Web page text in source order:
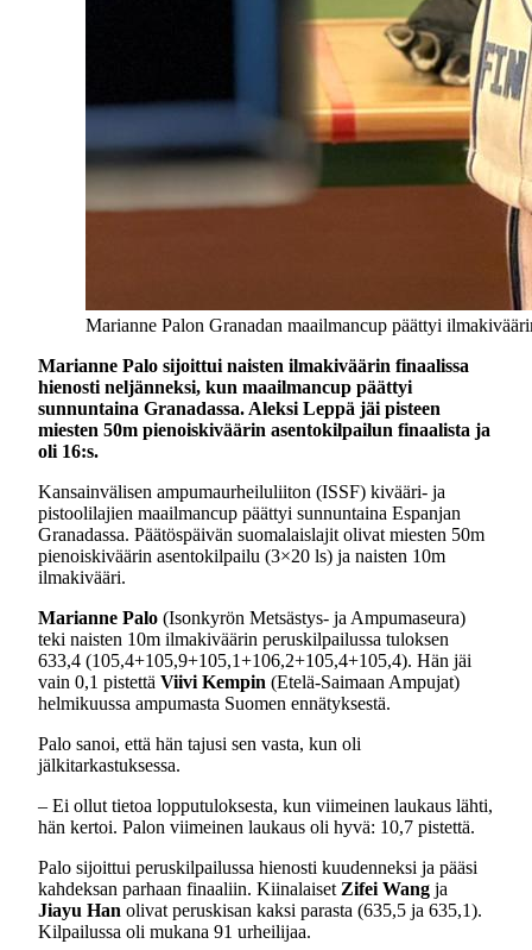
Marianne Palon Granadan maailmancup päättyi
Marianne Palo sijoittui naisten ilmakiväärin finaalissa
hienosti neljänneksi, kun maailmancup päättyi
sunnuntaina Granadassa. Aleksi Leppä jäi pisteen
miesten 50m pienoiskiväärin asentokilpailun finaalista ja
oli 16:s.
Kansainvälisen ampumaurheiluliiton (ISSF) kivääri- ja
pistoolilajien maailmancup päättyi sunnuntaina Espanjan
Granadassa. Päätöspäivän suomalaislajit olivat miesten 50m
pienoiskiväärin asentokilpailu (3×20 ls) ja naisten 10m
ilmakivääri.
Marianne Palo (Isonkyrön Metsästys- ja Ampumaseura)
teki naisten 10m ilmakiväärin peruskilpailussa tuloksen
633,4 (105,4+105,9+105,1+106,2+105,4+105,4). Hän jäi
vain 0,1 pistettä Viivi Kempin (Etelä-Saimaan Ampujat)
helmikuussa ampumasta Suomen ennätyksestä.
Palo sanoi, että hän tajusi sen vasta, kun oli
jälkitarkastuksessa.
– Ei ollut tietoa lopputuloksesta, kun viimeinen laukaus lähti,
hän kertoi. Palon viimeinen laukaus oli hyvä: 10,7 pistettä.
Palo sijoittui peruskilpailussa hienosti kuudenneksi ja pääsi
kahdeksan parhaan finaaliin. Kiinalaiset Zifei Wang ja
Jiayu Han olivat peruskisan kaksi parasta (635,5 ja 635,1).
Kilpailussa oli mukana 91 urheilijaa.